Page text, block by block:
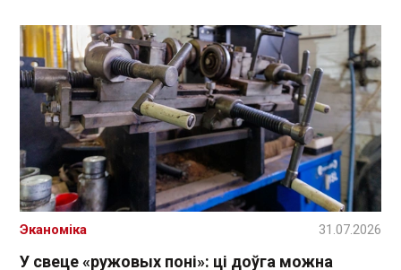
У свеце «ружовых поні»: ці доўга можна
Эканоміка 31.07.2026